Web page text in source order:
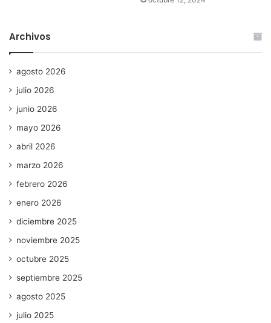
Archivos
agosto 2026
julio 2026
junio 2026
mayo 2026
abril 2026
marzo 2026
febrero 2026
enero 2026
diciembre 2025
noviembre 2025
octubre 2025
septiembre 2025
agosto 2025
julio 2025